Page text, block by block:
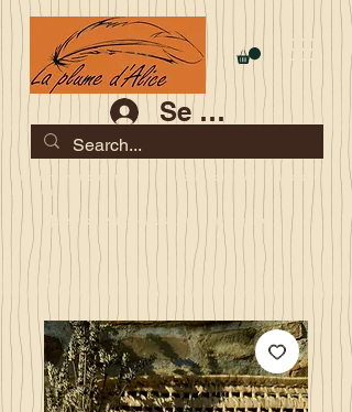
Se connecter
Les commandes jusqu'au 2 août sont garanties pour la
rentrée
Je serai en congés du 10 au 23 août